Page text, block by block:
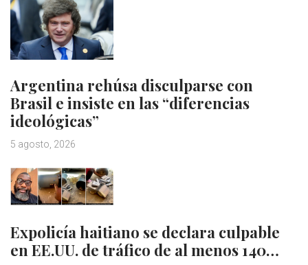
Argentina rehúsa disculparse con
Brasil e insiste en las “diferencias
ideológicas”
5 agosto, 2026
Expolicía haitiano se declara culpable
en EE.UU. de tráfico de al menos 140…